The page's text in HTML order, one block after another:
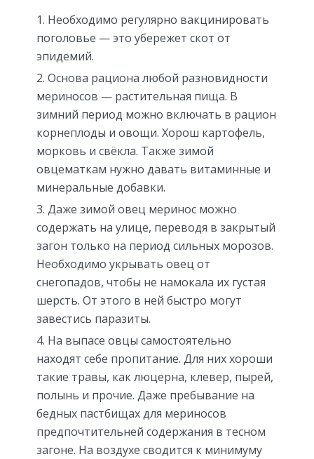
Необходимо регулярно вакцинировать
поголовье — это убережет скот от
эпидемий.
Основа рациона любой разновидности
мериносов — растительная пища. В
зимний период можно включать в рацион
корнеплоды и овощи. Хорош картофель,
морковь и свёкла. Также зимой
овцематкам нужно давать витаминные и
минеральные добавки.
Даже зимой овец меринос можно
содержать на улице, переводя в закрытый
загон только на период сильных морозов.
Необходимо укрывать овец от
снегопадов, чтобы не намокала их густая
шерсть. От этого в ней быстро могут
завестись паразиты.
На выпасе овцы самостоятельно
находят себе пропитание. Для них хороши
такие травы, как люцерна, клевер, пырей,
полынь и прочие. Даже пребывание на
бедных пастбищах для мериносов
предпочтительней содержания в тесном
загоне. На воздухе сводится к минимуму